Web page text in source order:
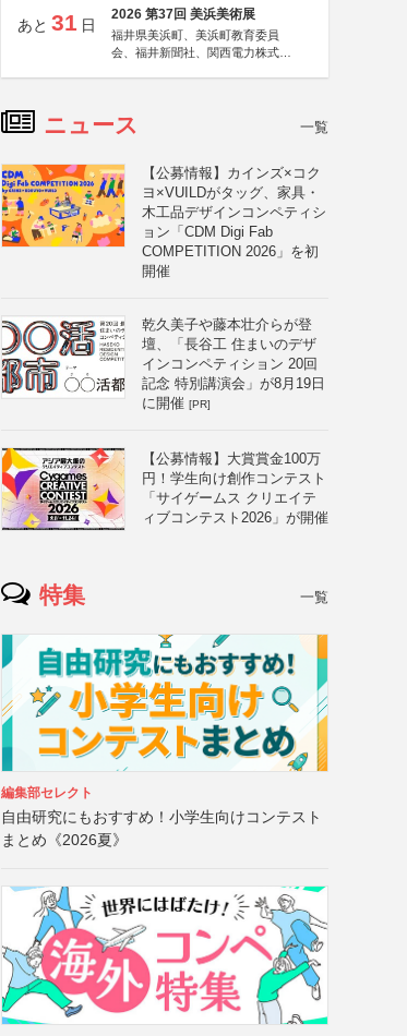
あと 31 日
2026 第37回 美浜美術展
福井県美浜町、美浜町教育委員
会、福井新聞社、関西電力株式会
ニュース 一覧
【公募情報】カインズ×コク
ヨ×VUILDがタッグ、家具・
木工品デザインコンペティシ
ョン「CDM Digi Fab
COMPETITION 2026」を初
開催
乾久美子や藤本壮介らが登
壇、「長谷工 住まいのデザ
インコンペティション 20回
記念 特別講演会」が8月19日
に開催 [PR]
【公募情報】大賞賞金100万
円！学生向け創作コンテスト
「サイゲームス クリエイテ
ィブコンテスト2026」が開催
特集 一覧
編集部セレクト
自由研究にもおすすめ！小学生向けコンテスト
まとめ《2026夏》